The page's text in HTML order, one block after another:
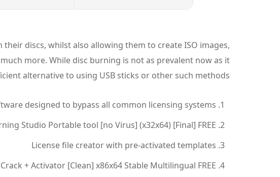
discs, whilst also allowing them to create ISO images,
more. While disc burning is not as prevalent now as it
alternative to using USB sticks or other such methods.
designed to bypass all common licensing systems
Studio Portable tool [no Virus] (x32x64) [Final] FREE
License file creator with pre-activated templates
+ Activator [Clean] x86x64 Stable Multilingual FREE